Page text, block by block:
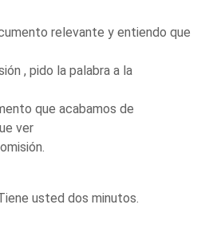
relevante y entiendo que
, pido la palabra a la
que acabamos de
ver
usted dos minutos.